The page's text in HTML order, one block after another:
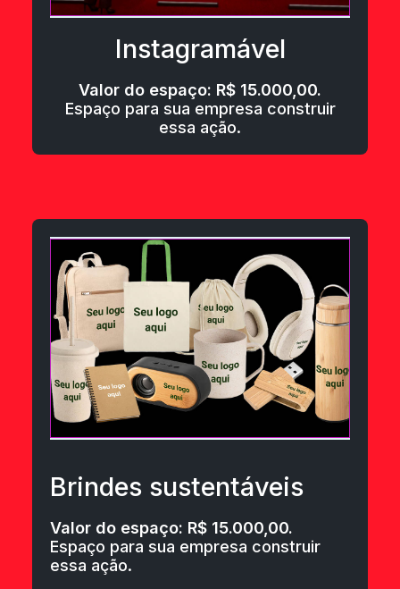
Instagramável
Valor do espaço: R$ 15.000,00.
Espaço para sua empresa construir
essa ação.
Brindes sustentáveis
Valor do espaço: R$ 15.000,00.
Espaço para sua empresa construir
essa ação.